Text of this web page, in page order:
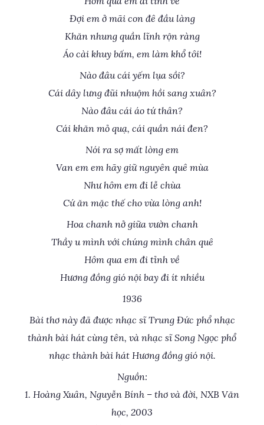
Đợi em ở mãi con đê đầu làng
Khăn nhung quần lĩnh rộn ràng
Áo cài khuy bấm, em làm khổ tôi!
Nào đâu cái yếm lụa sồi?
Cái dây lưng đũi nhuộm hồi sang xuân?
Nào đâu cái áo tứ thân?
Cái khăn mỏ quạ, cái quần nái đen?
Nói ra sợ mất lòng em
Van em em hãy giữ nguyên quê mùa
Như hôm em đi lễ chùa
Cứ ăn mặc thế cho vừa lòng anh!
Hoa chanh nở giữa vườn chanh
Thầy u mình với chúng mình chân quê
Hôm qua em đi tỉnh về
Hương đồng gió nội bay đi ít nhiều
1936
Bài thơ này đã được nhạc sĩ Trung Đức phổ nhạc
thành bài hát cùng tên, và nhạc sĩ Song Ngọc phổ
nhạc thành bài hát Hương đồng gió nội.
Nguồn:
1. Hoàng Xuân, Nguyễn Bính – thơ và đời, NXB Văn
học, 2003